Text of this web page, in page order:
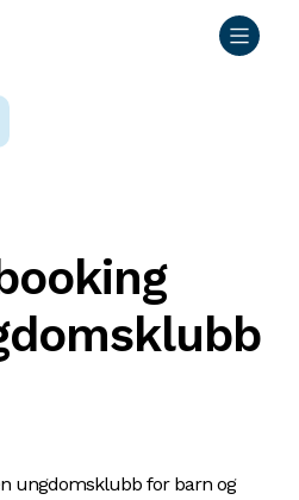
ungdomsklubb for barn og